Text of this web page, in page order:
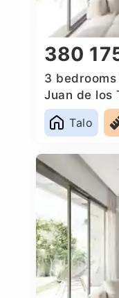
380
3
Juan de los
Talo